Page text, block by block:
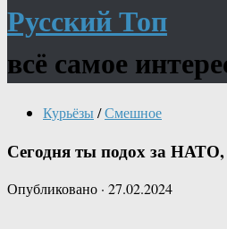
Русский Топ
всё самое
Курьёзы/Смешное
Сегодня ты подох за
Опубликовано · 27.02.2024